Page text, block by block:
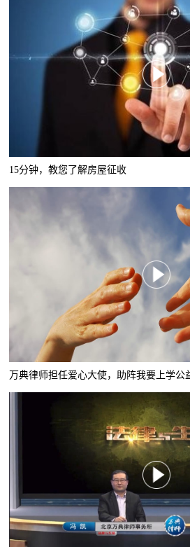
15分钟，教您了解房屋征收
万典律师担任爱心大使，助阵我要上学公